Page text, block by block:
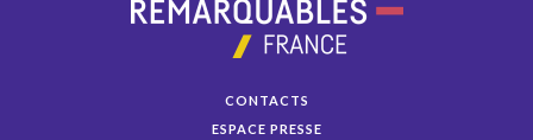
CONTACTS
ESPACE PRESSE